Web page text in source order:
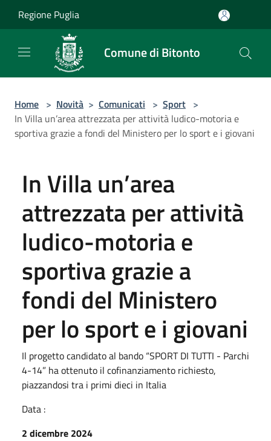
Regione Puglia
Comune di Bitonto
Home > Novità > Comunicati > Sport >
In Villa un’area attrezzata per attività ludico-motoria e
sportiva grazie a fondi del Ministero per lo sport e i giovani
In Villa un’area
attrezzata per attività
ludico-motoria e
sportiva grazie a
fondi del Ministero
per lo sport e i giovani
Il progetto candidato al bando “SPORT DI TUTTI - Parchi
4-14” ha ottenuto il cofinanziamento richiesto,
piazzandosi tra i primi dieci in Italia
Data :
2 dicembre 2024